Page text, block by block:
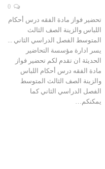
تحضير فواز مادة الفقه درس أحكام
اللباس والزينة الصف الثالث
المتوسط الفصل الدراسي الثاني ...
يسر ادارة مؤسسة التحاضير
الحديثة ان تقدم لكم تحضير فواز
مادة الفقه درس أحكام اللباس
والزينة الصف الثالث المتوسط
الفصل الدراسي الثاني كما
يمكنكم…